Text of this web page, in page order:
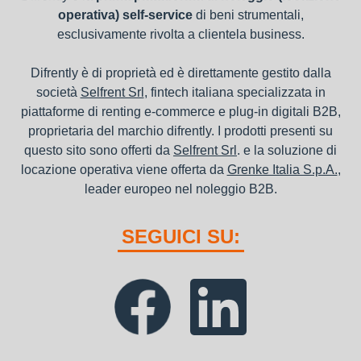
operativa) self-servicedi beni strumentali,
esclusivamente rivolta a clientela business.
Difrently è di proprietà ed è direttamente gestito dalla
società Selfrent Srl , fintech italiana specializzata in
piattaforme di renting e-commerce e plug-in digitali B2B,
proprietaria del marchio difrently. I prodotti presenti su
questo sito sono offerti da Selfrent Srl . e la soluzione di
locazione operativa viene offerta da Grenke Italia S.p.A.,
leader europeo nel noleggio B2B.
SEGUICI SU: